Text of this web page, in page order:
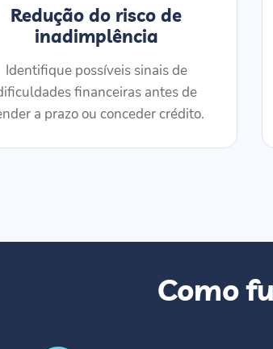
Redução do risco de
inadimplência
Identifique possíveis sinais de
financeiras antes de
a prazo ou conceder crédito.
Como